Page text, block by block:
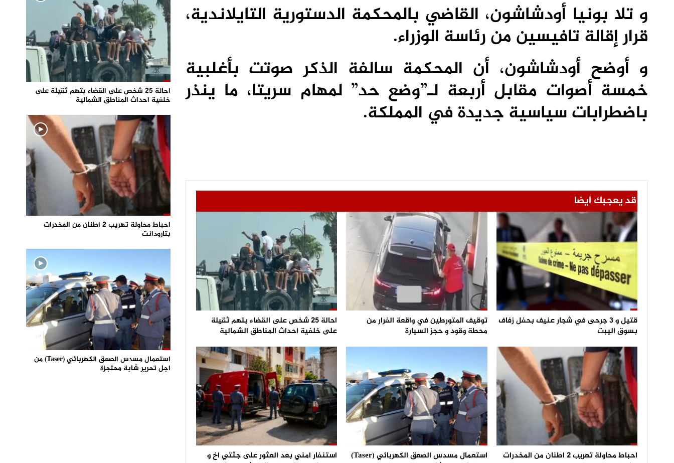
و تلا بونيا أودشاشون، القاضي بالمحكمة الدستورية التايلاندية،
قرار إقالة تافيسين من رئاسة الوزراء.
و أوضح أودشاشون، أن المحكمة سالفة الذكر صوتت بأغلبية
خمسة أصوات مقابل أربعة لـ”وضع حد” لمهام سريتا، ما ينذر
باضطرابات سياسية جديدة في المملكة.
قد يعجبك ايضا
قتيل و 3 جرحى في شجار عنيف بحفل زفاف
بسوق اليبت
توقيف المتورطين في واقعة الفرار من
محطة وقود و حجز السيارة
احالة 25 شخص على القضاء بتهم ثقيلة
على خلفية احداث المناطق الشمالية
احباط محاولة تهريب 2 اطنان من المخدرات
استعمال مسدس الصعق الكهربائي (Taser)
استنفار امني بعد العثور على جثتي اخ و
احالة 25 شخص على القضاء بتهم ثقيلة على
خلفية احداث المناطق الشمالية
احباط محاولة تهريب 2 اطنان من المخدرات
بتارودانت
استعمال مسدس الصعق الكهربائي (Taser) من
اجل تحرير شابة محتجزة